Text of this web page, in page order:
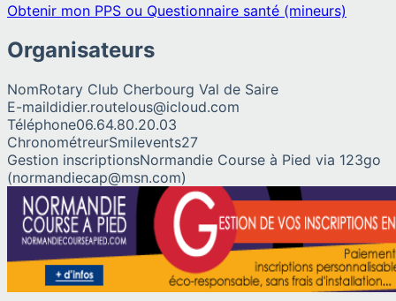
Obtenir mon PPS ou Questionnaire santé (mineurs)
Organisateurs
NomRotary Club Cherbourg Val de Saire
E-maildidier.routelous@icloud.com
Téléphone06.64.80.20.03
ChronométreurSmilevents27
Gestion inscriptionsNormandie Course à Pied via 123go
(normandiecap@msn.com)